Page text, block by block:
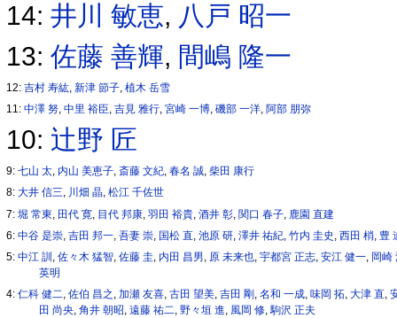
14:井川 敏恵, 八戸 昭一
13:佐藤 善輝, 間嶋 隆一
12:吉村 寿紘,新津 節子,植木 岳雪
11:中澤 努,中里 裕臣,吉見 雅行,宮崎 一博,磯部 一洋, 阿部 朋弥
10: 辻野 匠
9:七山 太, 内山 美恵子,斎藤 文紀,春名 誠,柴田 康行
8:大井 信三, 川畑 晶,松江 千佐世
7:堀 常東 田代 寛 目代 邦康 ,羽田 裕貴 ,酒井 彰 ,関口 春子 鹿園 直建
6:中谷 是崇 ,吉田 邦一 ,吾妻 崇 国松 直 ,池原 研 ,澤井 祐紀 ,竹内 圭史 ,西田 梢 豊
5:中江 訓 ,佐々木 猛智 ,佐藤 圭 内田 昌男 原 未来也 ,宇都宮 正志 ,安江 健一 岡崎
英明
4:仁科 健二 ,佐伯 昌之 ,加瀬 友喜 ,古田 望美 ,吉田 剛 ,名和 一成 ,味岡 拓 ,大津 直 ,
田 尚央, 角井 朝昭 遠藤 祐二 野々垣 進 風岡 修, 駒沢 正夫